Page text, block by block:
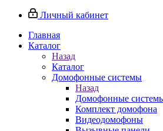
Личный кабинет
Главная
Каталог
Назад
Каталог
Домофонные системы
Назад
Домофонные
Комплект домофона
Видеодомофоны